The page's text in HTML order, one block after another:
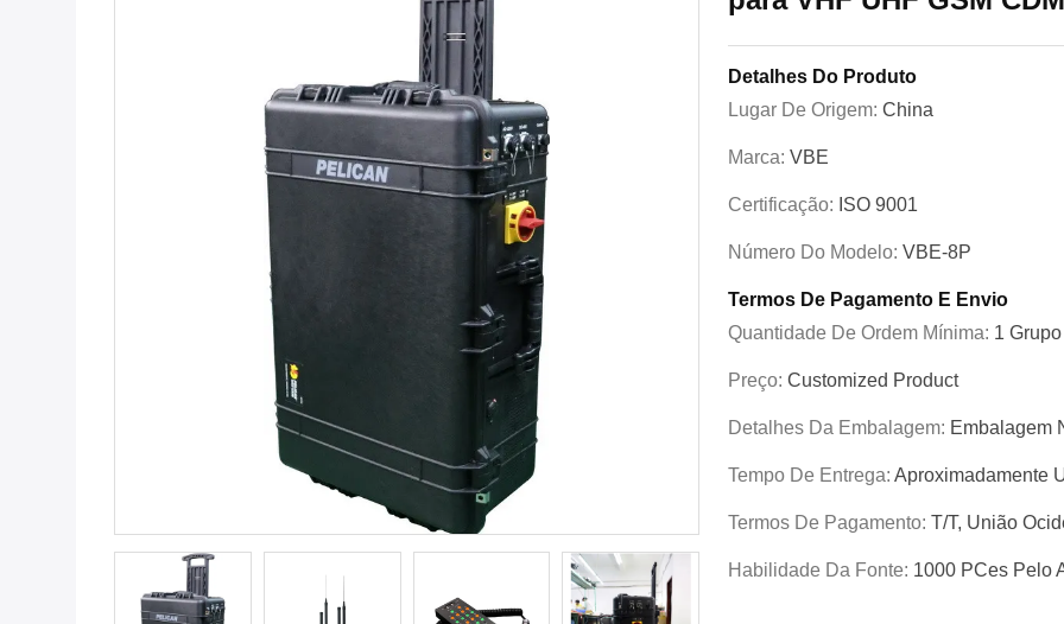
Detalhes Do Produto
Lugar De Origem: China
Marca: VBE
Certificação: ISO 9001
Número Do Modelo: VBE-8P
Termos De Pagamento E Envio
Quantidade De Ordem Mínima: 1 Grupo
Preço: Customized Product
Detalhes Da Embalagem: Embalagem
Tempo De Entrega: Aproximadamente
Termos De Pagamento: T/T, União
Habilidade Da Fonte: 1000 PCes Pelo